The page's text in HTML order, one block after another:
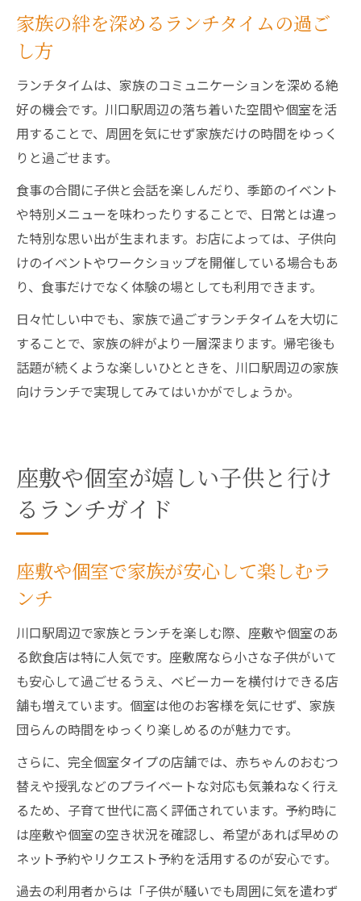
家族の絆を深めるランチタイムの過ご
し方
ランチタイムは、家族のコミュニケーションを深める絶
好の機会です。川口駅周辺の落ち着いた空間や個室を活
用することで、周囲を気にせず家族だけの時間をゆっく
りと過ごせます。
食事の合間に子供と会話を楽しんだり、季節のイベント
や特別メニューを味わったりすることで、日常とは違っ
た特別な思い出が生まれます。お店によっては、子供向
けのイベントやワークショップを開催している場合もあ
り、食事だけでなく体験の場としても利用できます。
日々忙しい中でも、家族で過ごすランチタイムを大切に
することで、家族の絆がより一層深まります。帰宅後も
話題が続くような楽しいひとときを、川口駅周辺の家族
向けランチで実現してみてはいかがでしょうか。
座敷や個室が嬉しい子供と行け
るランチガイド
座敷や個室で家族が安心して楽しむラ
ンチ
川口駅周辺で家族とランチを楽しむ際、座敷や個室のあ
る飲食店は特に人気です。座敷席なら小さな子供がいて
も安心して過ごせるうえ、ベビーカーを横付けできる店
舗も増えています。個室は他のお客様を気にせず、家族
団らんの時間をゆっくり楽しめるのが魅力です。
さらに、完全個室タイプの店舗では、赤ちゃんのおむつ
替えや授乳などのプライベートな対応も気兼ねなく行え
るため、子育て世代に高く評価されています。予約時に
は座敷や個室の空き状況を確認し、希望があれば早めの
ネット予約やリクエスト予約を活用するのが安心です。
過去の利用者からは「子供が騒いでも周囲に気を遣わず